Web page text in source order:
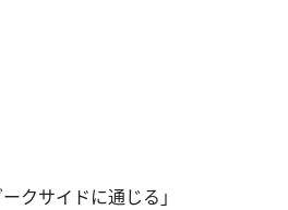
クサイドに通じる」